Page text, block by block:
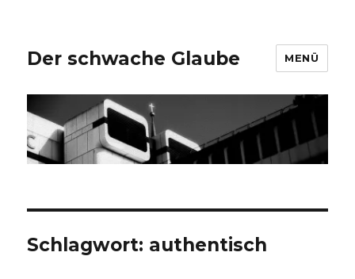
Der schwache Glaube MENÜ
Schlagwort: authentisch